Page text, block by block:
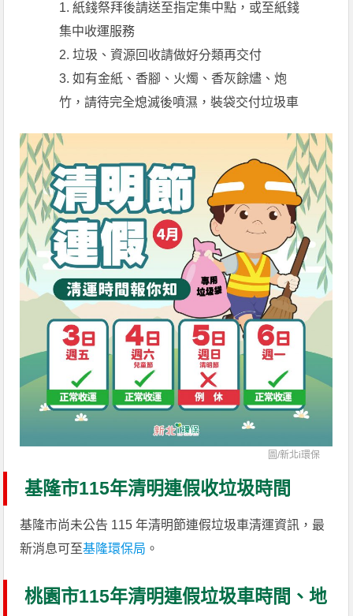
1. 紙錢祭拜後請送至指定集中點，或至紙錢
集中收運服務
2. 垃圾、資源回收請做好分類再交付
3. 如有金紙、香腳、火燭、香灰餘燼、炮
竹，請待完全熄滅後噴濕，裝袋交付垃圾車
圖/新北i環保
基隆市115年清明連假收垃圾時間
基隆市尚未公告 115 年清明節連假垃圾車清運資訊，最
新消息可至基隆環保局 。
桃園市115年清明連假垃圾車時間、地